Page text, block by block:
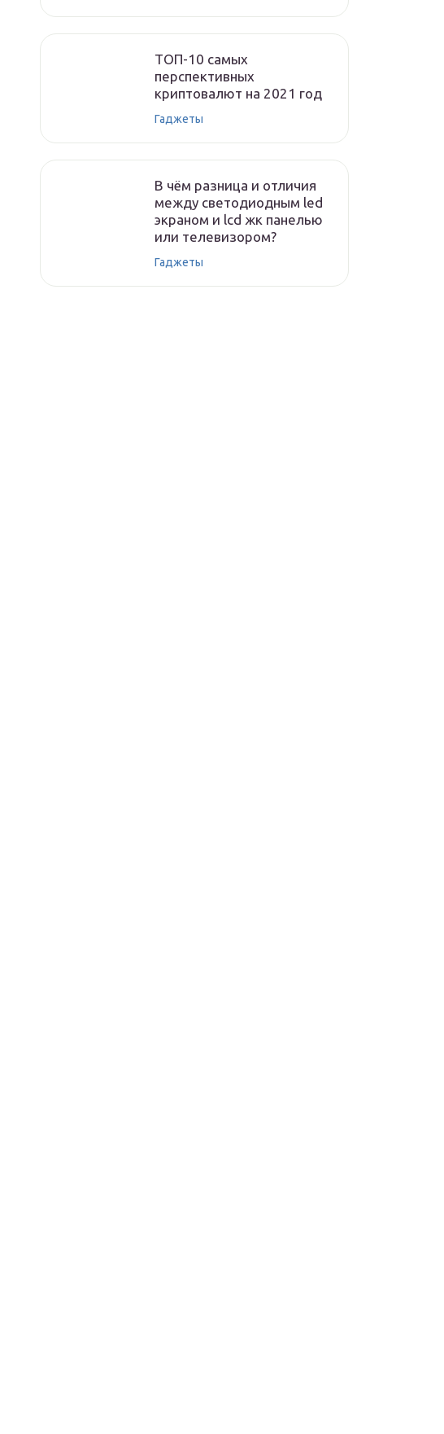
ТОП-10 самых
перспективных
криптовалют на 2021 год
Гаджеты
В чём разница и отличия
между светодиодным led
экраном и lcd жк панелью
или телевизором?
Гаджеты